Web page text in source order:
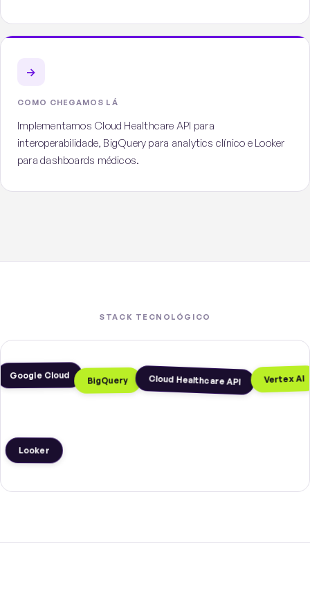
→
COMO CHEGAMOS LÁ
Implementamos Cloud Healthcare API para
interoperabilidade, BigQuery para analytics clínico e Looker
para dashboards médicos.
STACK TECNOLÓGICO
Google Cloud BigQuery Cloud Healthcare API Vertex AI
Looker